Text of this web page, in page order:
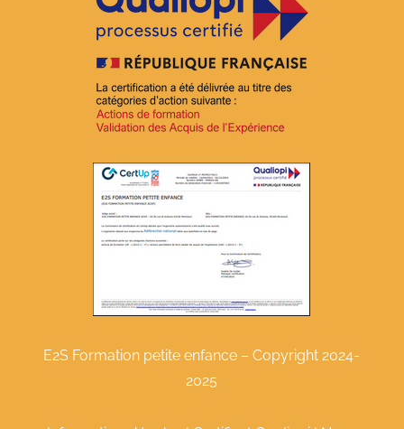
E2S Formation petite enfance – Copyright 2024-
2025